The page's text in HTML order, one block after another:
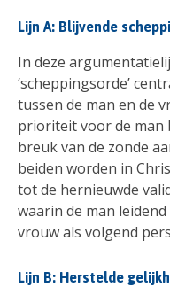
Lijn A: Blijvende
In deze
‘scheppingsorde’
tussen de man en de
prioriteit voor de man
breuk van de zonde
beiden worden in
tot de hernieuwde
waarin de man
vrouw als volgend
Lijn B: Herstelde